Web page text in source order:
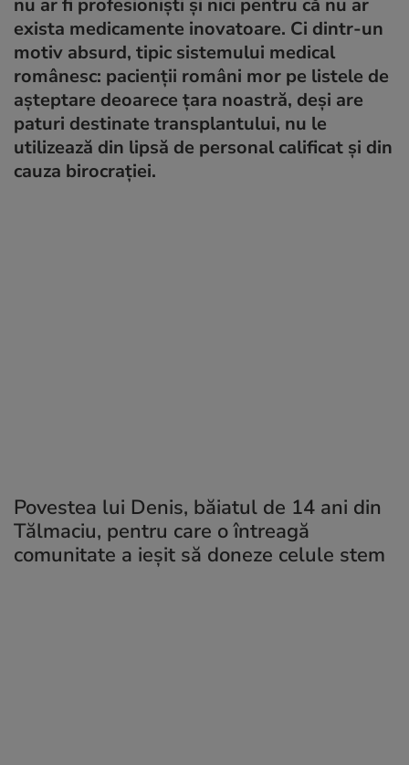
exista medicamente inovatoare. Ci dintr-un
motiv absurd, tipic sistemului medical
românesc: pacienții români mor pe listele de
așteptare deoarece țara noastră, deși are
paturi destinate transplantului, nu le
utilizează din lipsă de personal calificat și din
cauza birocrației.
Povestea lui Denis, băiatul de 14 ani din
Tălmaciu, pentru care o întreagă
comunitate a ieșit să doneze celule stem